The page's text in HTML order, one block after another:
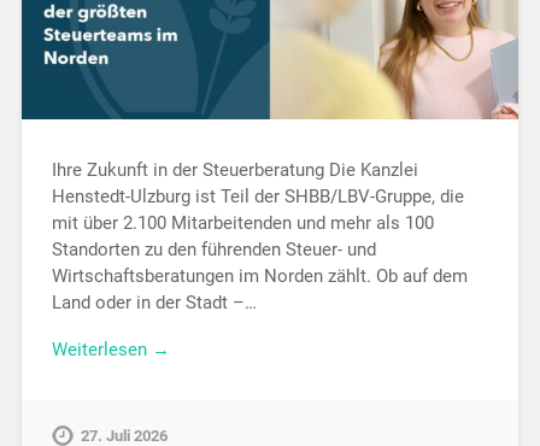
Ihre Zukunft in der Steuerberatung Die Kanzlei
Henstedt-Ulzburg ist Teil der SHBB/LBV-Gruppe, die
mit über 2.100 Mitarbeitenden und mehr als 100
Standorten zu den führenden Steuer- und
Wirtschaftsberatungen im Norden zählt. Ob auf dem
Land oder in der Stadt –…
Weiterlesen →
27. Juli 2026